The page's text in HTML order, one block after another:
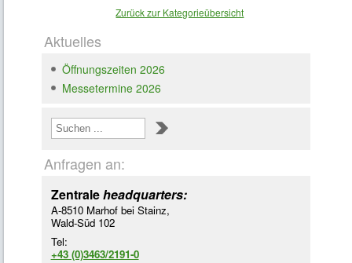
Loading ...
Zurück zur Kategorieübersicht
Aktuelles
Öffnungszeiten 2026
Messetermine 2026
Anfragen an:
Zentraleheadquarters:
A-8510 Marhof bei Stainz,
Wald-Süd 102
Tel:
+43 (0)3463/2191-0